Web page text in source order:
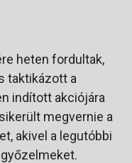
heten fordultak,
taktikázott a
indított akciójára
megvernie a
akivel a legutóbbi